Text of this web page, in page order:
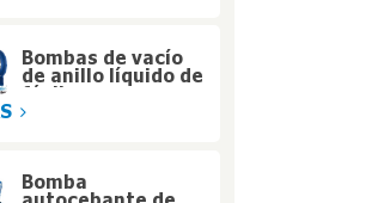
Bombas de vacío
de anillo líquido de
fácil
mantenimiento
Bomba